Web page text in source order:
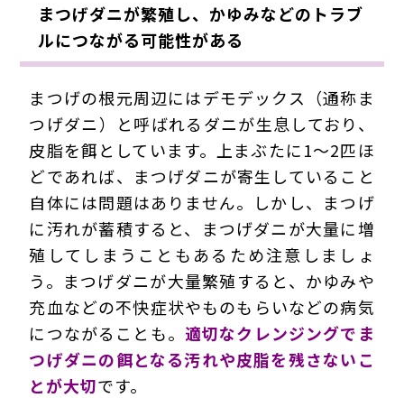
まつげダニが繁殖し、かゆみなどのトラブ
ルにつながる可能性がある
まつげの根元周辺にはデモデックス（通称ま
つげダニ）と呼ばれるダニが生息しており、
皮脂を餌としています。上まぶたに1～2匹ほ
どであれば、まつげダニが寄生していること
自体には問題はありません。しかし、まつげ
に汚れが蓄積すると、まつげダニが大量に増
殖してしまうこともあるため注意しましょ
う。まつげダニが大量繁殖すると、かゆみや
充血などの不快症状やものもらいなどの病気
につながることも。 適切なクレンジングでま
つげダニの餌となる汚れや皮脂を残さないこ
とが大切です。